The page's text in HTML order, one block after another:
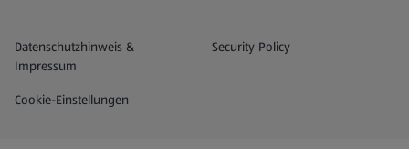
Datenschutz- und Richtlinienmenü
Datenschutzhinweis &
Impressum
Security Policy
(öffnet in einem neuen Tab)
Cookie-Einstellungen